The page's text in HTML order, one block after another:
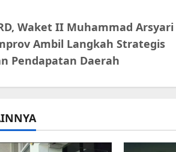
Waket II Muhammad Arsyari
Ambil Langkah Strategis
Pendapatan Daerah